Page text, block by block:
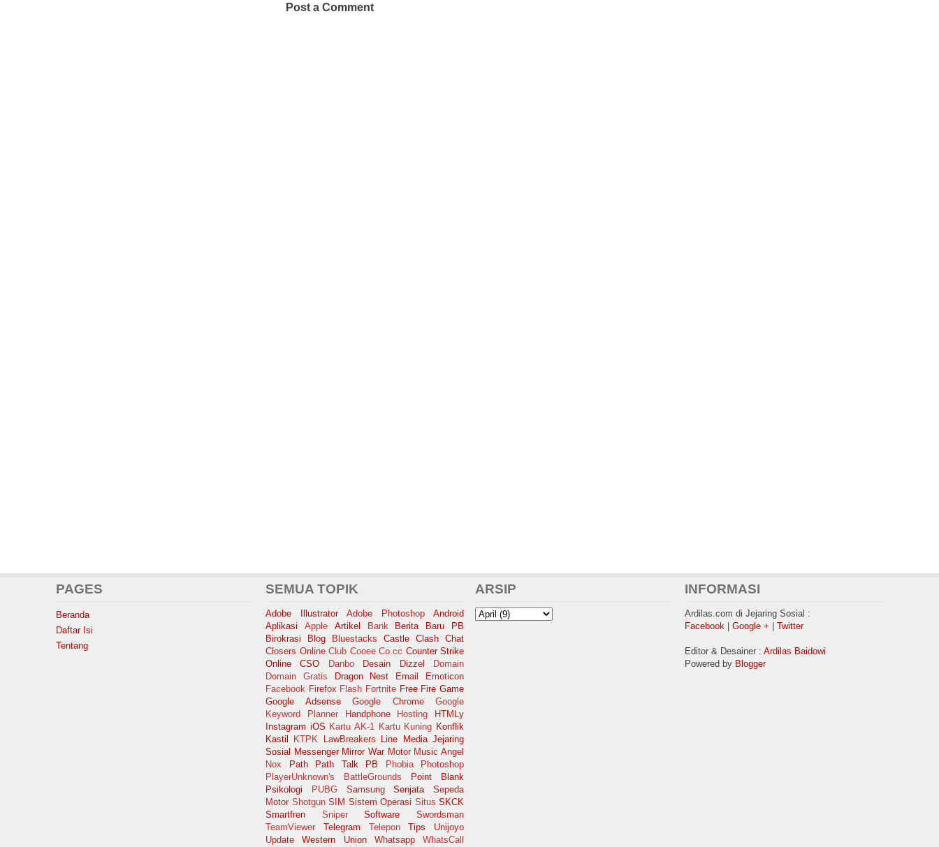
Post a Comment
PAGES
Beranda
Daftar Isi
Tentang
SEMUA TOPIK
Adobe Illustrator Adobe Photoshop
Android
Aplikasi
Apple Artikel Bank
Berita Baru PB
Birokrasi
Blog Bluestacks Castle Clash Chat
Closers Online Club Cooee Co.cc Counter Strike
Online
CSO Danbo Desain Dizzel
Domain
Domain Gratis
Dragon Nest Email
Emoticon
Facebook Firefox Flash Fortnite Free Fire Game
Google Adsense
Google Chrome
Google
Keyword Planner
Handphone Hosting
HTMLy
Instagram iOS Kartu AK-1 Kartu Kuning Konflik
Kastil
KTPK LawBreakers Line
Media Jejaring
Sosial
Messenger Mirror War Motor Music Angel
Nox
Path Path Talk PB Phobia
Photoshop
PlayerUnknown's BattleGrounds
Point Blank
Psikologi
PUBG Samsung Senjata
Sepeda
Motor Shotgun SIM Sistem Operasi Situs SKCK
Smartfren
Sniper Software
Swordsman
TeamViewer
Telegram Telepon Tips
Unijoyo
Update
Western Union Whatsapp
WhatsCall
ARSIP INFORMASI
Ardilas.com di Jejaring Sosial :
Facebook
Google + Twitter
Editor & Desainer : Ardilas Baidowi
Powered by Blogger